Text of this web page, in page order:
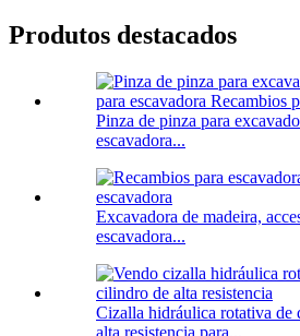
Produtos destacados
Pinza de pinza para
escavadora...
Excavadora de madeira,
escavadora...
Cizalla hidráulica rotativa de